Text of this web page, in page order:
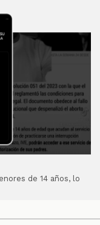
de 14 años, lo